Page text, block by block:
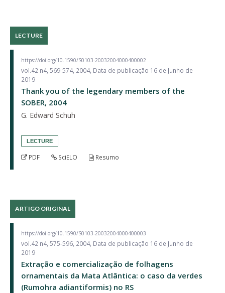
LECTURE
https://doi.org/10.1590/S0103-20032004000400002
vol.42 n4, 569-574, 2004, Data de publicação 16 de Junho de
2019
Thank you of the legendary members of the
SOBER, 2004
G. Edward Schuh
LECTURE
PDF SciELO Resumo
ARTIGO ORIGINAL
https://doi.org/10.1590/S0103-20032004000400003
vol.42 n4, 575-596, 2004, Data de publicação 16 de Junho de
2019
Extração e comercialização de folhagens
ornamentais da Mata Atlântica: o caso da verdes
(Rumohra adiantiformis) no RS